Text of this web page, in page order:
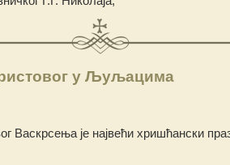
у Љуљацима
Васкрсења је највећи хришћански